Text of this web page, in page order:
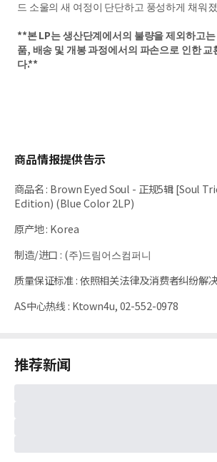
드 소울의 새 여정이 단단하고 풍성하게 채워
**본 LP는 생산단계에서의 불량을 제외하고
품, 배송 및 개봉 과정에서의 파손으로 인한
다.**
商品情报提供告示
商品名: Brown Eyed Soul - 正规5辑 [Soul
Edition) (Blue Color 2LP)
原产地: Korea
制造/进口 : (주)드림어스컴퍼니
质量保证标准 :依照相关法律及消费者纠纷解
AS中心热线 : Ktown4u, 02-552-0978
推荐新闻